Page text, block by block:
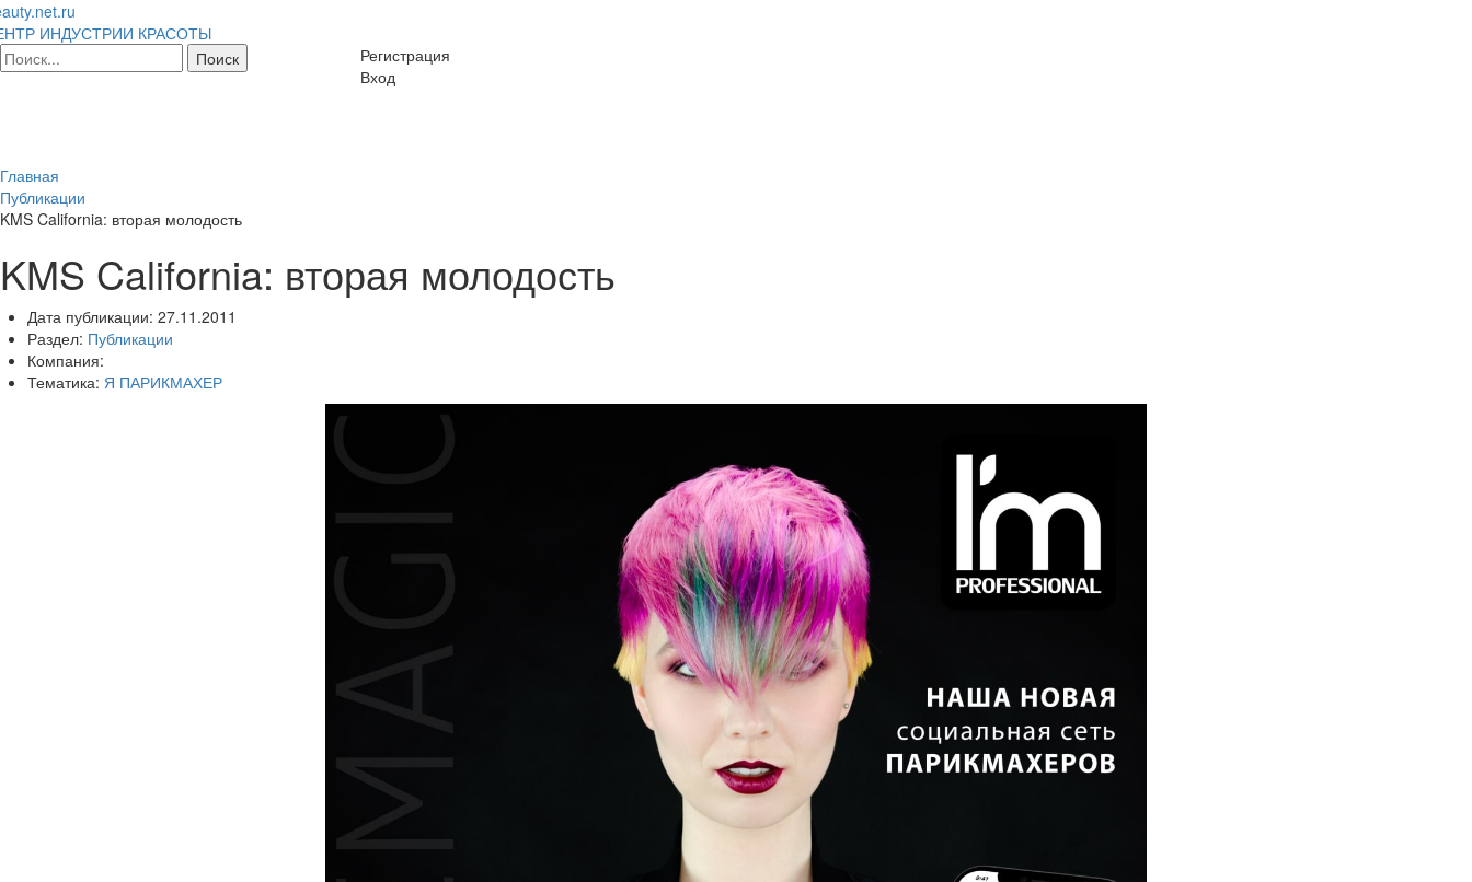
ИНДУСТРИИ КРАСОТЫ
Регистрация
Вход
Главная
Публикации
KMS California: вторая молодость
KMS California: вторая молодость
Дата публикации: 27.11.2011
Раздел: Публикации
Компания:
Тематика: Я ПАРИКМАХЕР